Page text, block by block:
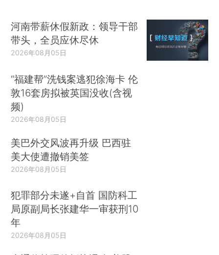
河南带薪休假新政：领导干部
带头，全员应休尽休
2026年08月05日
“福建帮”洗钱案逃犯徐海卡 伦
敦16套房拟被英国没收(含视
频)
2026年08月05日
美巴外交风波再升级 巴西驻
美大使遭撤销美签
2026年08月05日
犯罪部分未遂+自首 国防科工
局原副局长张建华一审获刑10
年
2026年08月05日